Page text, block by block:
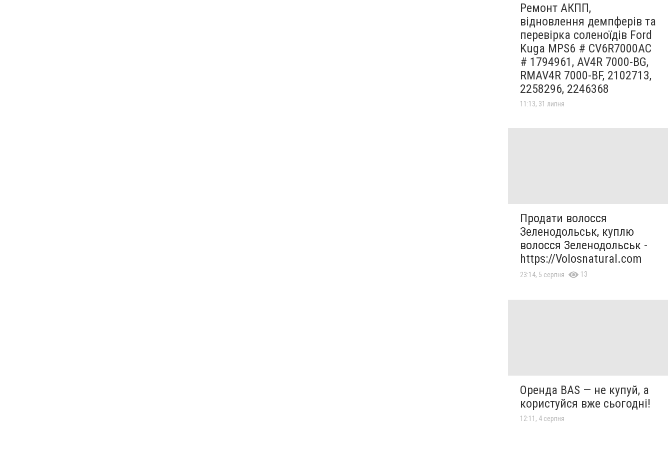
Ремонт АКПП,
відновлення демпферів та
перевірка соленоїдів Ford
Kuga MPS6 # CV6R7000AC
# 1794961, AV4R 7000-BG,
RMAV4R 7000-BF, 2102713,
2258296, 2246368
11:13, 31 липня
Продати волосся
Зеленодольськ, куплю
волосся Зеленодольськ -
https://Volosnatural.com
23:14, 5 серпня 13
Оренда BAS — не купуй, а
користуйся вже сьогодні!
12:11, 4 серпня